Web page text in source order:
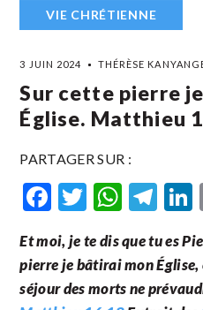
VIE CHRÉTIENNE
3 JUIN 2024 THÉRÈSE
Sur cette pierre
Église. Matthieu
PARTAGER SUR :
Facebook
Twitter
Et moi, je te dis que tu es
pierre je bâtirai mon Église,
séjour des morts ne